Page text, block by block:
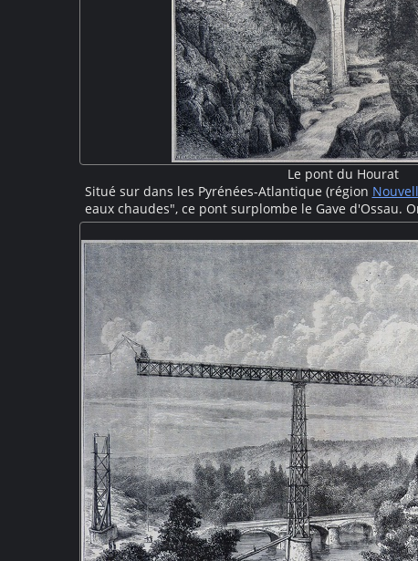
Le pont du Hourat
Situé sur dans les Pyrénées-Atlantique (région
eaux chaudes", ce pont surplombe le Gave d'Ossau.
dessus du ruisseau de montagne tumultueux. La
rocheuse. "Hourat" veut dire "trou", c'est donc un
Pyrénées.